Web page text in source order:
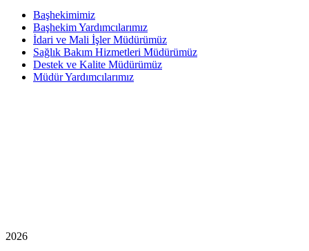
Başhekimimiz
Başhekim Yardımcılarımız
İdari ve Mali İşler Müdürümüz
Sağlık Bakım Hizmetleri Müdürümüz
Destek ve Kalite Müdürümüz
Müdür Yardımcılarımız
2026